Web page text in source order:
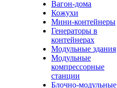
Вагон-дома
Кожухи
Мини-контейнеры
Генераторы в
контейнерах
Модульные здания
Модульные
компрессорные
станции
Блочно-модульные